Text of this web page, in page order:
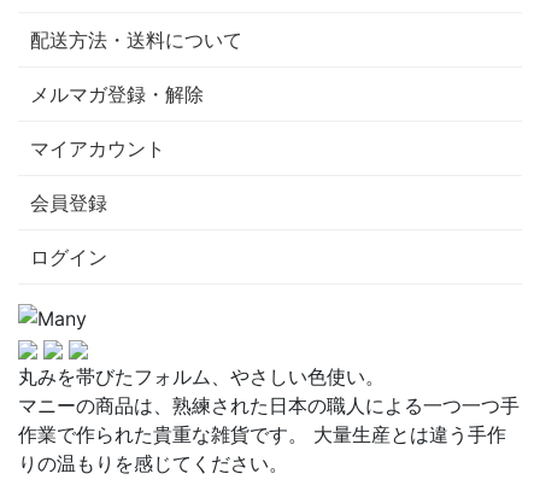
配送方法・送料について
メルマガ登録・解除
マイアカウント
会員登録
ログイン
丸みを帯びたフォルム、やさしい色使い。
マニーの商品は、熟練された日本の職人による一つ一つ手
作業で作られた貴重な雑貨です。 大量生産とは違う手作
りの温もりを感じてください。